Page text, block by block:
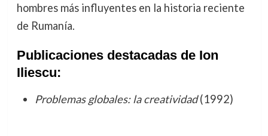
hombres más influyentes en la historia reciente
de Rumanía.
Publicaciones destacadas de Ion
Iliescu:
Problemas globales: la creatividad(1992)